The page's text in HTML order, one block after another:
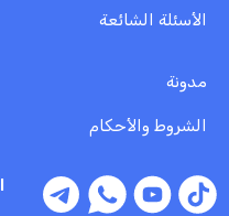
الأسئلة الشائعة
مدونة
الشروط والأحكام